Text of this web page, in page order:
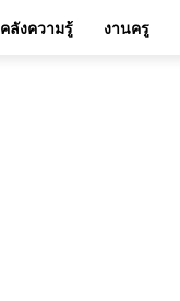
คลังความรู้ งานครู